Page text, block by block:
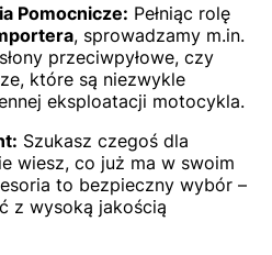
Pomocnicze: Pełniąc rolę
, sprowadzamy m.in.
przeciwpyłowe, czy
które są niezwykle
eksploatacji motocykla.
Szukasz czegoś dla
wiesz, co już ma w swoim
to bezpieczny wybór –
z wysoką jakością